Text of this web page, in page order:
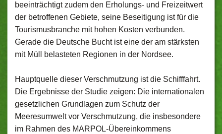
beeinträchtigt zudem den Erholungs- und Freizeitwert
der betroffenen Gebiete, seine Beseitigung ist für die
Tourismusbranche mit hohen Kosten verbunden.
Gerade die Deutsche Bucht ist eine der am stärksten
mit Müll belasteten Regionen in der Nordsee.
Hauptquelle dieser Verschmutzung ist die Schifffahrt.
Die Ergebnisse der Studie zeigen: Die internationalen
gesetzlichen Grundlagen zum Schutz der
Meeresumwelt vor Verschmutzung, die insbesondere
im Rahmen des MARPOL-Übereinkommens